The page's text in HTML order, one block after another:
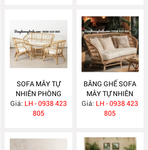
SOFA MÂY TỰ
NHIÊN PHÒNG
KHÁCH MA800
Giá: LH - 0938 423
805
BĂNG GHẾ SOFA
MÂY TỰ NHIÊN
PHÒNG KHÁCH
MA799
Giá: LH - 0938 423
805